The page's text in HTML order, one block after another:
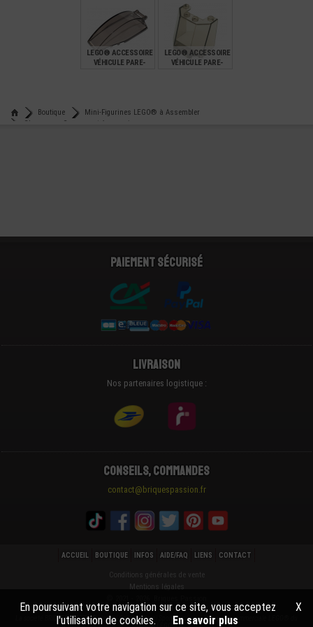
2,49
LEGO® ACCESSOIRE
VÉHICULE PARE-
LEGO® ACCESSOIRE
VÉHICULE PARE-
Boutique
Mini-Figurines LEGO® à Assembler
Chapeaux - Casques et Accessoires
Paiement sécurisé
Livraison
Nos partenaires logistique :
Conseils, Commandes
contact@briquespassion.fr
ACCUEIL BOUTIQUE INFOS AIDE/FAQ LIENS CONTACT
Conditions générales de vente
Mentions légales
La societé BRIQUESPASSION® n'est ni Cautionnée ni Sponsorisée par la marque commerciale LEGO® du
En poursuivant votre navigation sur ce site, vous acceptez
l'utilisation de cookies.
En savoir plus
X